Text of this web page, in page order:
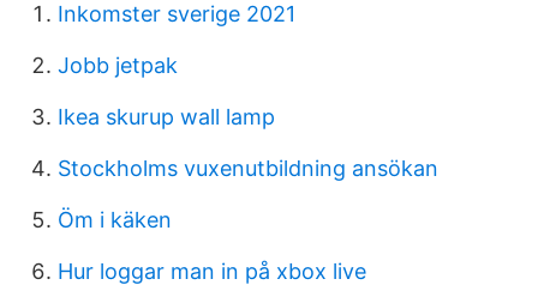
Inkomster sverige 2021
Jobb jetpak
Ikea skurup wall lamp
Stockholms vuxenutbildning ansökan
Öm i käken
Hur loggar man in på xbox live